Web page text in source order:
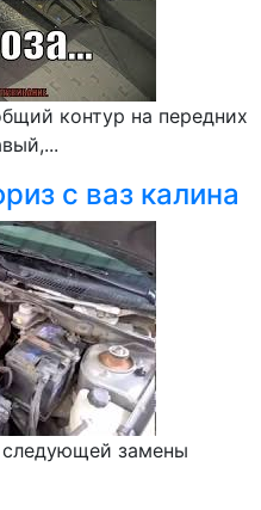
контур на передних
с ваз калина
замены